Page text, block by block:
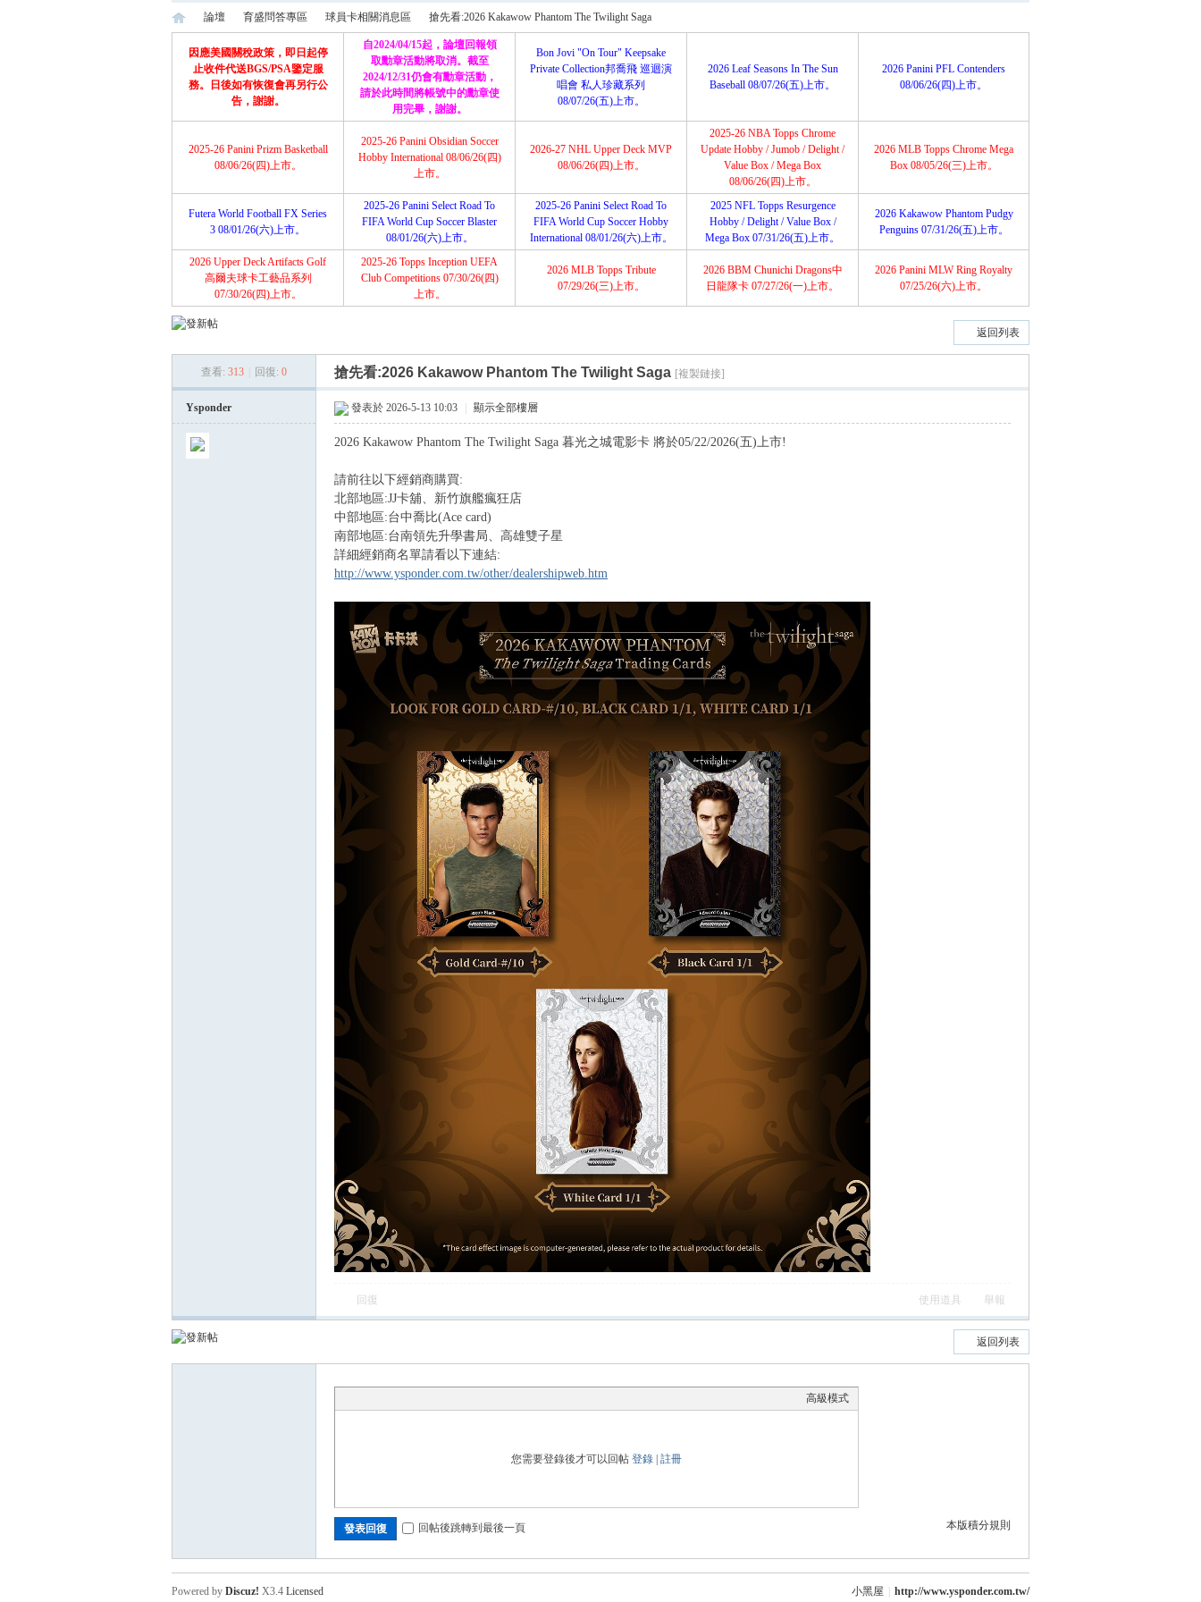
搜
索
卡)
»
論壇
›
育盛問答專區
›
球員卡相關消息區
›
搶先看:2026 Kakawow Phantom The Twilight Saga
因應美國關稅政策，即日起停
止收件代送BGS/PSA鑒定服
務。日後如有恢復會再另行公
告，謝謝。
自2024/04/15起，論壇回報領
取勳章活動將取消。截至
2024/12/31仍會有勳章活動，
請於此時間將帳號中的勳章使
用完畢，謝謝。
Bon Jovi "On Tour" Keepsake
Private Collection邦喬飛 巡迴演
唱會 私人珍藏系列
08/07/26(五)上市。
2026 Leaf Seasons In The Sun
Baseball 08/07/26(五)上市。
2026 Panini PFL Contenders
08/06/26(四)上市。
2025-26 Panini Prizm Basketball
08/06/26(四)上市。
2025-26 Panini Obsidian Soccer
Hobby International 08/06/26(四)
上市。
2026-27 NHL Upper Deck MVP
08/06/26(四)上市。
2025-26 NBA Topps Chrome
Update Hobby / Jumob / Delight /
Value Box / Mega Box
08/06/26(四)上市。
2026 MLB Topps Chrome Mega
Box 08/05/26(三)上市。
Futera World Football FX Series
3 08/01/26(六)上市。
2025-26 Panini Select Road To
FIFA World Cup Soccer Blaster
08/01/26(六)上市。
2025-26 Panini Select Road To
FIFA World Cup Soccer Hobby
International 08/01/26(六)上市。
2025 NFL Topps Resurgence
Hobby / Delight / Value Box /
Mega Box 07/31/26(五)上市。
2026 Kakawow Phantom Pudgy
Penguins 07/31/26(五)上市。
2026 Upper Deck Artifacts Golf
高爾夫球卡工藝品系列
07/30/26(四)上市。
2025-26 Topps Inception UEFA
Club Competitions 07/30/26(四)
上市。
2026 MLB Topps Tribute
07/29/26(三)上市。
2026 BBM Chunichi Dragons中
日龍隊卡 07/27/26(一)上市。
2026 Panini MLW Ring Royalty
07/25/26(六)上市。
返回列表
查看: 313 回復: 0 搶先看:2026 Kakawow Phantom The Twilight Saga [複製鏈接]
Ysponder 發表於 2026-5-13 10:03 顯示全部樓層
2026 Kakawow Phantom The Twilight Saga 暮光之城電影卡 將於05/22/2026(五)上市!
請前往以下經銷商購買:
北部地區:JJ卡舖、新竹旗艦瘋狂店
中部地區:台中喬比(Ace card)
南部地區:台南領先升學書局、高雄雙子星
詳細經銷商名單請看以下連結:
http://www.ysponder.com.tw/other/dealershipweb.htm
回復 使用道具 舉報
返回列表
高級模式
您需要登錄後才可以回帖 登錄 註冊
本版積分規則
發表回復 回帖後跳轉到最後一頁
小黑屋 http://www.ysponder.com.tw/
Powered by Discuz! X3.4 Licensed